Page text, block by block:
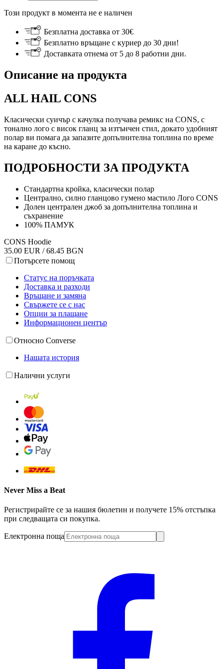
Този продукт в момента не е наличен
Безплатна доставка от 30€
Безплатно връщане с куриер до 30 дни!
Доставката отнема от 5 до 8 работни дни.
Описание на продукта
ALL HAIL CONS
Класически суичър с качулка получава ремикс на CONS, с
тонално лого с висок гланц за изтънчен стил, докато удобният
полар ви помага да запазите допълнителна топлина по време
на каране до късно.
ПОДРОБНОСТИ ЗА ПРОДУКТА
Стандартна кройка, класически полар
Централно, силно гланцово гумено мастило Лого CONS
Долен централен джоб за допълнителна топлина и
съхранение
100% ПАМУК
CONS Hoodie
35.00 EUR / 68.45 BGN
Потърсете помощ
Статус на поръчката
Доставка и разходи
Връщане и замяна
Свържете се с нас
Опции за плащане
Информационен център
Относно Converse
Нашата история
Налични услуги
Never Miss a Beat
Регистрирайте се за нашия бюлетин и получете 15% отстъпка
при следващата си покупка.
Електронна поща